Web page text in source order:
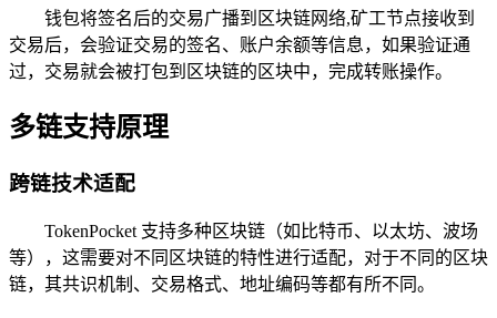
钱包将签名后的交易广播到区块链网络,矿工节点接收到
交易后，会验证交易的签名、账户余额等信息，如果验证通
过，交易就会被打包到区块链的区块中，完成转账操作。
多链支持原理
跨链技术适配
TokenPocket 支持多种区块链（如比特币、以太坊、波场
等），这需要对不同区块链的特性进行适配，对于不同的区块
链，其共识机制、交易格式、地址编码等都有所不同。